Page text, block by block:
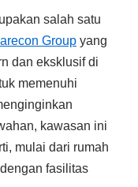
salah satu
Group yang
dan eksklusif di
memenuhi
kawasan ini
mulai dari rumah
fasilitas